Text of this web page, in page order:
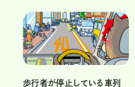
歩行者が停止している車列